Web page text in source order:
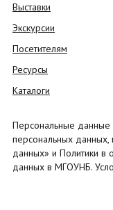
Выставки
Экскурсии
Посетителям
Ресурсы
Каталоги
Персональные данные
персональных
данных» и Политики в
данных в МГОУНБ.